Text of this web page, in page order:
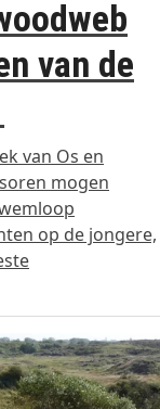
van de
van Os en
mogen
op de jongere,